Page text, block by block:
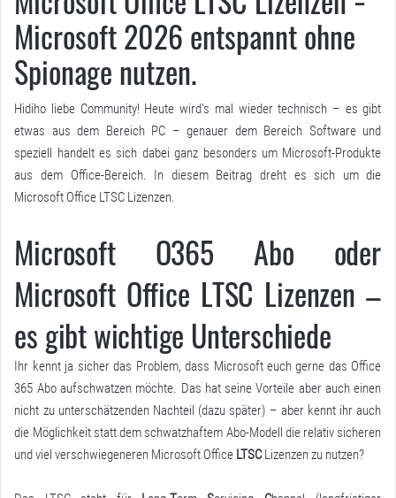
Microsoft 2026 entspannt ohne
Spionage nutzen.
Hidiho liebe Community! Heute wird’s mal wieder technisch – es gibt
etwas aus dem Bereich PC – genauer dem Bereich Software und
speziell handelt es sich dabei ganz besonders um Microsoft-Produkte
aus dem Office-Bereich. In diesem Beitrag dreht es sich um die
Microsoft Office LTSC Lizenzen.
Microsoft O365 Abo oder
Microsoft Office LTSC Lizenzen –
es gibt wichtige Unterschiede
Ihr kennt ja sicher das Problem, dass Microsoft euch gerne das Office
365 Abo aufschwatzen möchte. Das hat seine Vorteile aber auch einen
nicht zu unterschätzenden Nachteil (dazu später) – aber kennt ihr auch
die Möglichkeit statt dem schwatzhaftem Abo-Modell die relativ sicheren
und viel verschwiegeneren Microsoft Office LTSCLizenzenzu nutzen?